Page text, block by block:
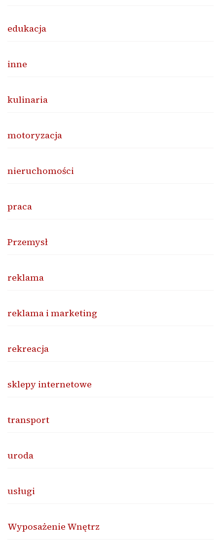
edukacja
inne
kulinaria
motoryzacja
nieruchomości
praca
Przemysł
reklama
reklama i marketing
rekreacja
sklepy internetowe
transport
uroda
usługi
Wyposażenie Wnętrz